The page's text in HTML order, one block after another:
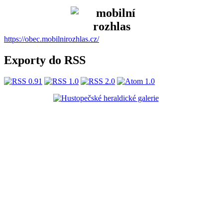
https://obec.mobilnirozhlas.cz/
Exporty do RSS